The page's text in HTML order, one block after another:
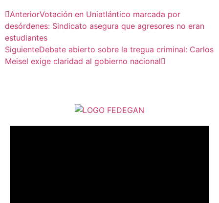
AnteriorVotación en Uniatlántico marcada por
desórdenes: Sindicato asegura que agresores no eran
estudiantes
SiguienteDebate abierto sobre la tregua criminal: Carlos
Meisel exige claridad al gobierno nacional